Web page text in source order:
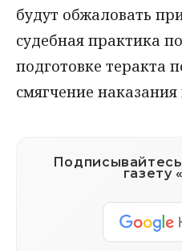
будут обжаловать
судебная практика
подготовке теракта
смягчение
газету